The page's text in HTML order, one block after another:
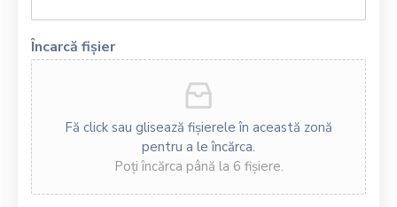
Încarcă fișier
Fă click sau glisează fișierele în această zonă
pentru a le încărca.
Poți încărca până la 6 fișiere.